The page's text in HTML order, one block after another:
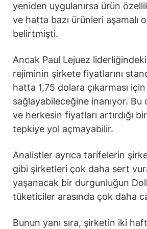
yeniden uygulanırsa ürün
ve hatta bazı ürünleri aşamalı
belirtmişti.
Ancak Paul Lejuez
rejiminin şirkete fiyatlarını
hatta 1,75 dolara çıkarması
sağlayabileceğine inanıyor.
ve herkesin fiyatları artırdığı
tepkiye yol açmayabilir.
Analistler ayrıca tarifelerin
gibi şirketleri çok daha sert
yaşanacak bir durgunluğun
tüketiciler arasında çok daha
Bunun yanı sıra, şirketin iki